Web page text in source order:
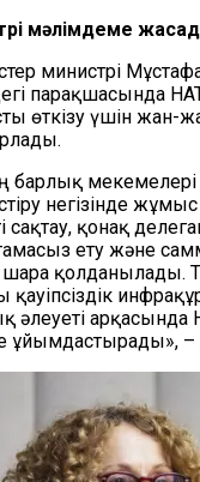
мәлімдеме
министрі
парақшасында
өткізу үшін
барлық мекемелері
негізінде
сақтау, қонақ
ету және
қолданылады.
қауіпсіздік
әлеуеті
ұйымдастырады», –